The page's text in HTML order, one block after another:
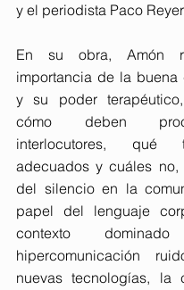
y el periodista Paco
En su obra, Amón
importancia de la buena
y su poder
cómo deben
interlocutores, qué
adecuados y cuáles no,
del silencio en la
papel del lenguaje
contexto
hipercomunicación
nuevas tecnologías, la